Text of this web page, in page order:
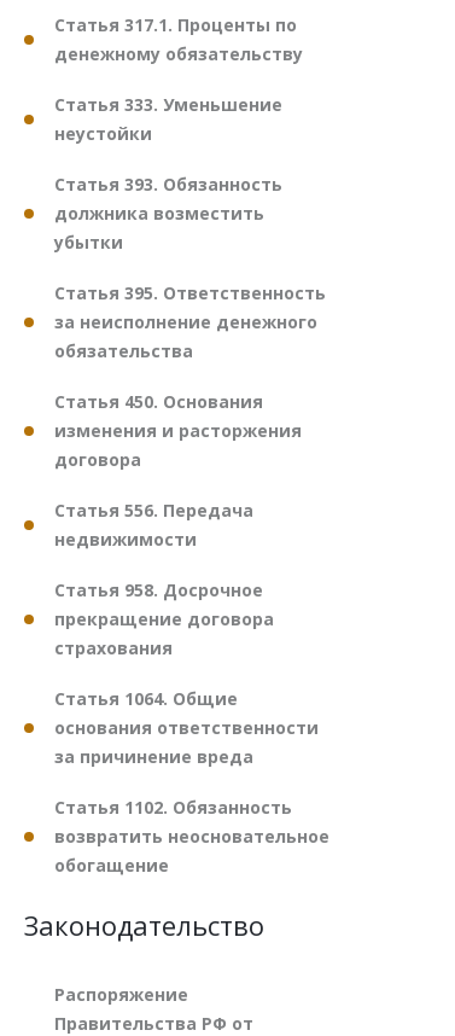
Статья 317.1. Проценты по
денежному обязательству
Статья 333. Уменьшение
неустойки
Статья 393. Обязанность
должника возместить
убытки
Статья 395. Ответственность
за неисполнение денежного
обязательства
Статья 450. Основания
изменения и расторжения
договора
Статья 556. Передача
недвижимости
Статья 958. Досрочное
прекращение договора
страхования
Статья 1064. Общие
основания ответственности
за причинение вреда
Статья 1102. Обязанность
возвратить неосновательное
обогащение
Законодательство
Распоряжение
Правительства РФ от